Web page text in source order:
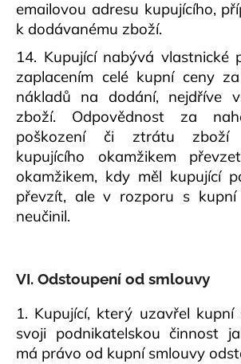
emailovou adresu kupujícího,
k dodávanému zboží.
14. Kupující nabývá vlastnické
zaplacením celé kupní ceny
nákladů na dodání, nejdříve
zboží. Odpovědnost za
poškození či ztrátu zboží
kupujícího okamžikem
okamžikem, kdy měl kupující
převzít, ale v rozporu s
neučinil.
VI. Odstoupení od smlouvy
1. Kupující, který uzavřel kupní
svoji podnikatelskou činnost
má právo od kupní smlouvy